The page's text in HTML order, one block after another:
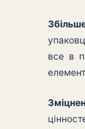
все в